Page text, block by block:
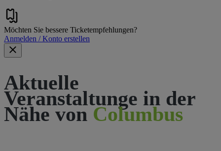
Möchten Sie bessere Ticketempfehlungen?
Anmelden / Konto erstellen
Aktuelle
Veranstaltunge in der
Nähe von Columbus